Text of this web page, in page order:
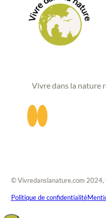
Vivre dans la nature
© Vivredanslanature.com 2024,
Politique de confidentialité